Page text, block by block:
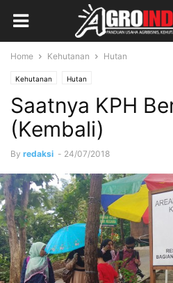
Home Kehutanan Hutan
Kehutanan Hutan
Saatnya KPH
(Kembali)
By redaksi - 24/07/2018